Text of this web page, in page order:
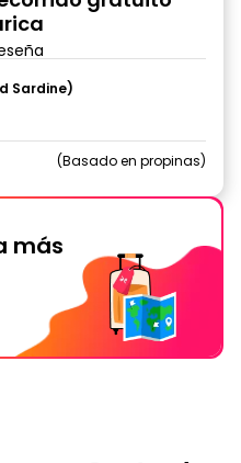
Sardine)
Basado en propinas
más